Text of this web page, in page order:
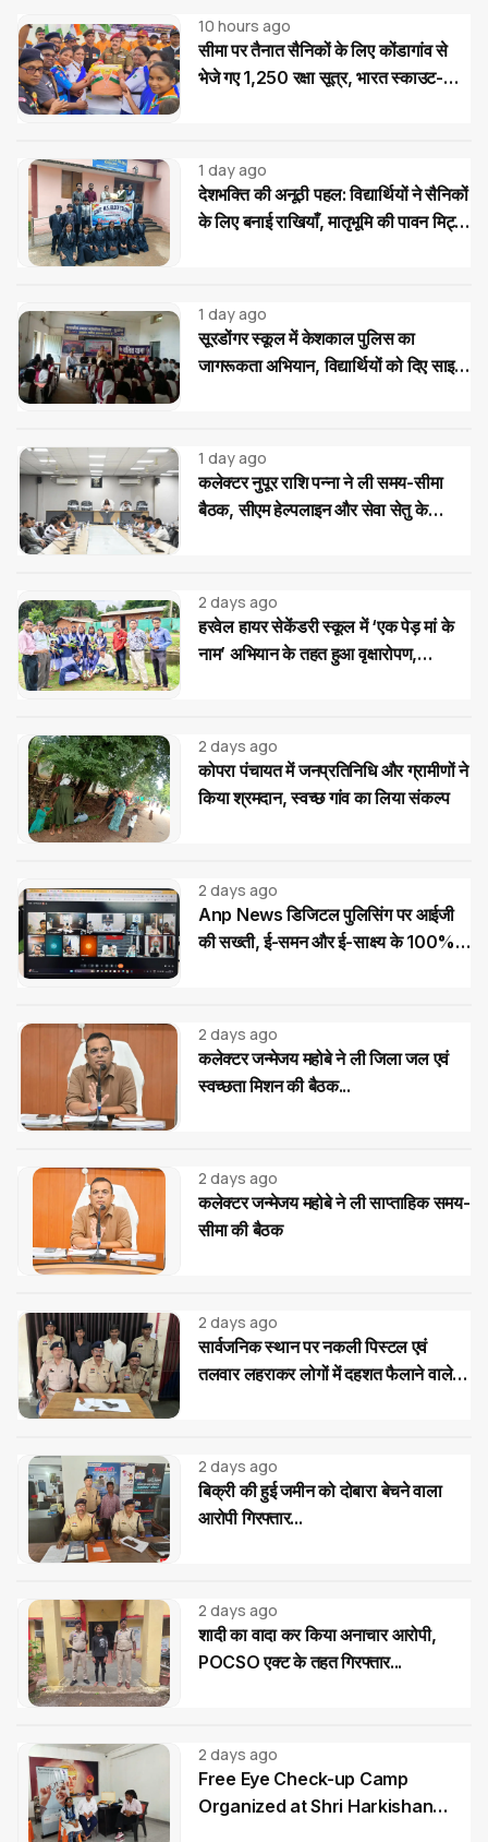
10 hours ago
सीमा पर तैनात सैनिकों के लिए कोंडागांव से
भेजे गए 1,250 रक्षा सूत्र, भारत स्काउट-
1 day ago
देशभक्ति की अनूठी पहल: विद्यार्थियों ने सैनिकों
के लिए बनाई राखियाँ, मातृभूमि की पावन मिट्टी
1 day ago
सूरडोंगर स्कूल में केशकाल पुलिस का
जागरूकता अभियान, विद्यार्थियों को दिए साइबर
1 day ago
कलेक्टर नुपूर राशि पन्ना ने ली समय-सीमा
बैठक, सीएम हेल्पलाइन और सेवा सेतु के
2 days ago
हरवेल हायर सेकेंडरी स्कूल में ‘एक पेड़ मां के
नाम’ अभियान के तहत हुआ वृक्षारोपण,
2 days ago
कोपरा पंचायत में जनप्रतिनिधि और ग्रामीणों ने
किया श्रमदान, स्वच्छ गांव का लिया संकल्प
2 days ago
Anp News डिजिटल पुलिसिंग पर आईजी
की सख्ती, ई-समन और ई-साक्ष्य के 100%
2 days ago
कलेक्टर जन्मेजय महोबे ने ली जिला जल एवं
स्वच्छता मिशन की बैठक...
2 days ago
कलेक्टर जन्मेजय महोबे ने ली साप्ताहिक समय-
सीमा की बैठक
2 days ago
सार्वजनिक स्थान पर नकली पिस्टल एवं
तलवार लहराकर लोगों में दहशत फैलाने वाले
2 days ago
बिक्री की हुई जमीन को दोबारा बेचने वाला
आरोपी गिरफ्तार...
2 days ago
शादी का वादा कर किया अनाचार आरोपी,
POCSO एक्ट के तहत गिरफ्तार...
2 days ago
Free Eye Check-up Camp
Organized at Shri Harkishan